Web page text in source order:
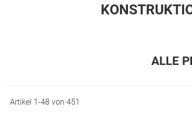
ALLE
Artikel 1-48 von 451